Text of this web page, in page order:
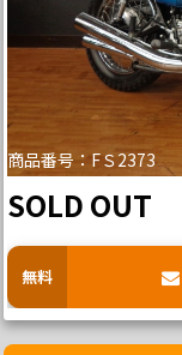
商品番号：FＳ2373
SOLD OUT
無料